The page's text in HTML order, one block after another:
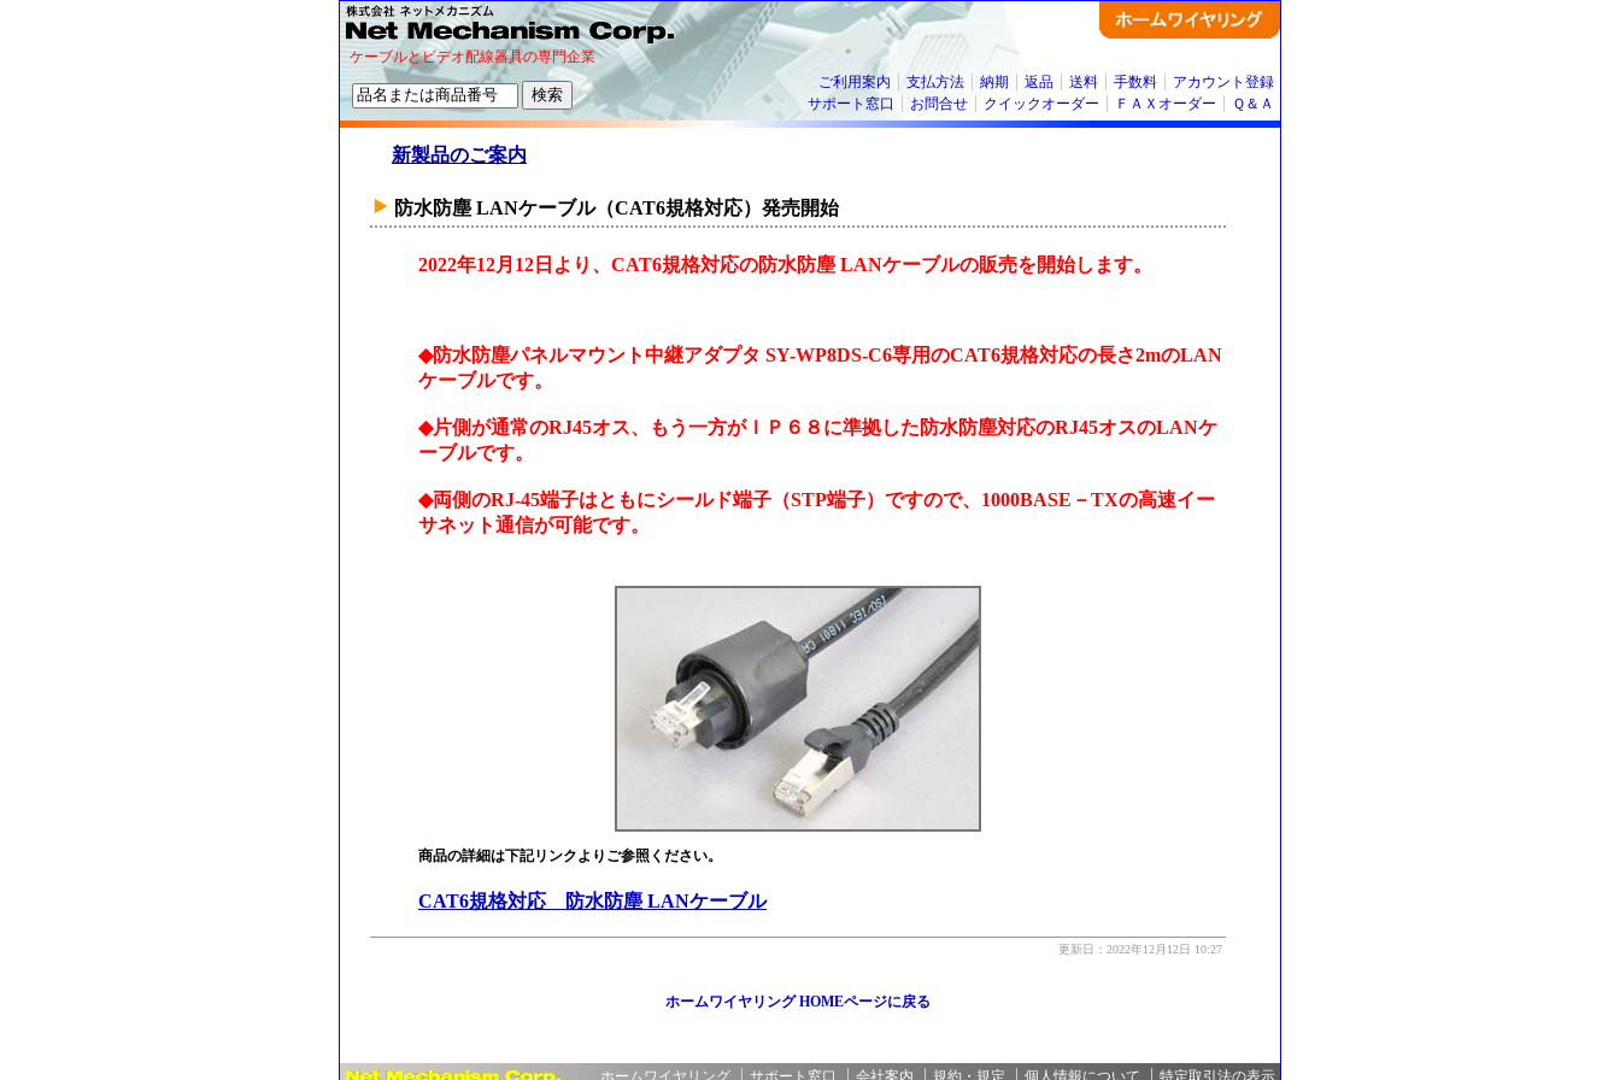
ケーブルとビデオ配線器具の専門企業
ご利用案内
支払方法 納期 返品 送料 手数料
アカウント登録
サポート窓口
お問合せ クイックオーダー ＦＡＸオーダー Ｑ＆Ａ
新製品のご案内
防水防塵 LANケーブル（CAT6規格対応）発売開始
2022年12月12日より、CAT6規格対応の防水防塵 LANケーブルの販売を開始します。
◆防水防塵パネルマウント中継アダプタ SY-WP8DS-C6専用のCAT6規格対応の長さ2mのLAN
ケーブルです。
◆片側が通常のRJ45オス、もう一方がＩＰ６８に準拠した防水防塵対応のRJ45オスのLANケ
ーブルです。
◆両側のRJ-45端子はともにシールド端子（STP端子）ですので、1000BASE－TXの高速イー
サネット通信が可能です。
商品の詳細は下記リンクよりご参照ください。
CAT6規格対応 防水防塵 LANケーブル
更新日：2022年12月12日 10:27
ホームワイヤリング HOMEページに戻る
ホームワイヤリング サポート窓口 会社案内 規約・規定 個人情報について 特定取引法の表示